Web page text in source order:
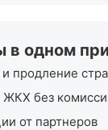
в одном
продление
ЖКХ без
от партнеров